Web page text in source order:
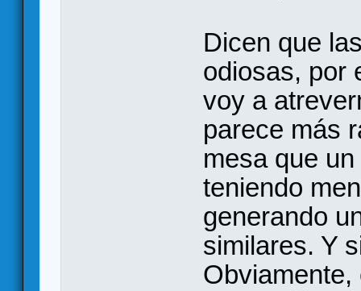
Dicen que
odiosas, por
voy a
parece más
mesa que
teniendo
generando
similares. Y